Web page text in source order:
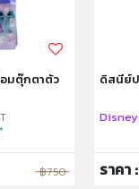
อมตุ๊กตาตัว
฿750
ดิสนีย์ป
ราคา